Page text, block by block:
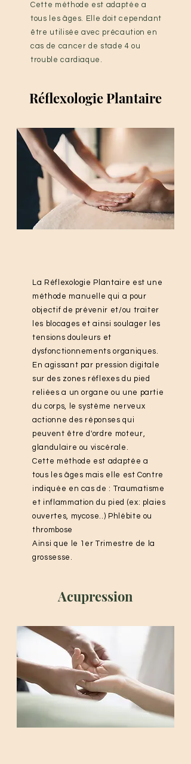
Cette méthode est adaptée a
tous les âges. Elle doit cependant
être utilisée avec précaution en
cas de cancer de stade 4 ou
trouble cardiaque.
Réflexologie Plantaire
La Réflexologie Plantaire est une
méthode manuelle qui a pour
objectif de prévenir et/ou traiter
les blocages et ainsi soulager les
tensions douleurs et
dysfonctionnements organiques.
En agissant par pression digitale
sur des zones réflexes du pied
reliées a un organe ou une partie
du corps, le système nerveux
actionne des réponses qui
peuvent être d'ordre moteur,
glandulaire ou viscérale.
Cette méthode est adaptée a
tous les âges mais elle est Contre
indiquée en cas de : Traumatisme
et inflammation du pied (ex: plaies
ouvertes, mycose..) Phlébite ou
thrombose
Ainsi que l e 1er Trimestre de la
grossesse.
Acupression